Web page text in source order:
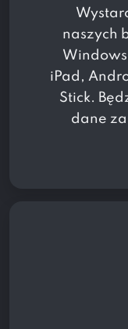
naszych
iPad,
Stick.
dane